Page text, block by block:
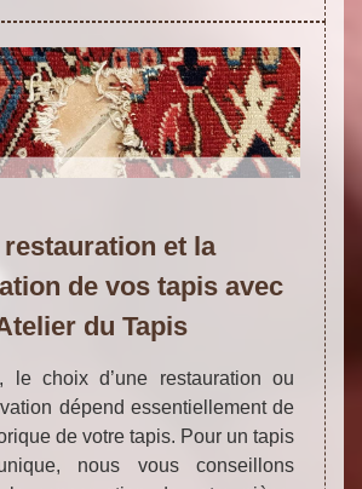
restauration et la
de vos tapis avec
du Tapis
le choix d’une restauration ou
dépend essentiellement de
de votre tapis. Pour un tapis
nous vous conseillons